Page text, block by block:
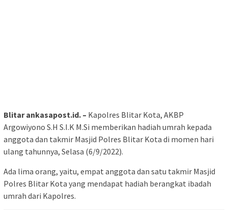
Blitar ankasapost.id. – Kapolres Blitar Kota, AKBP
Argowiyono S.H S.I.K M.Si memberikan hadiah umrah kepada
anggota dan takmir Masjid Polres Blitar Kota di momen hari
ulang tahunnya, Selasa (6/9/2022).
Ada lima orang, yaitu, empat anggota dan satu takmir Masjid
Polres Blitar Kota yang mendapat hadiah berangkat ibadah
umrah dari Kapolres.